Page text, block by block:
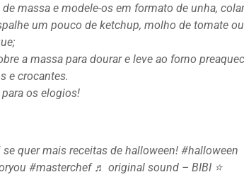
massa e modele-os em formato de unha,
um pouco de ketchup, molho de tomate
a massa para dourar e leve ao forno
e crocantes.
os elogios!
quer mais receitas de halloween! #halloween
#masterchef ♬ original sound – BIBI ⭐️